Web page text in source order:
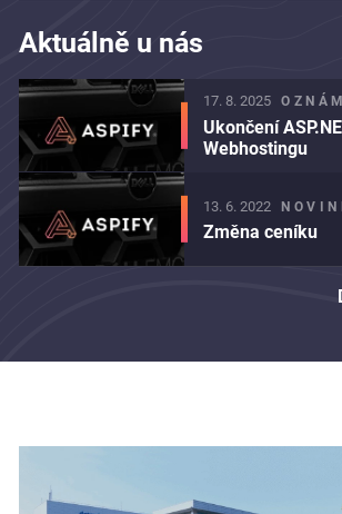
Aktuálně u nás
17. 8. 2025
Ukončení
Webhostingu
13. 6. 2022
Změna ceníku